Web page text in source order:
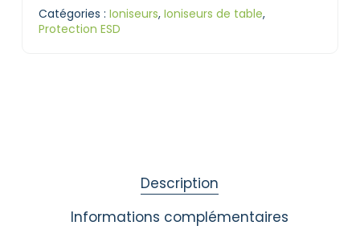
Catégories : Ioniseurs, Ioniseurs de table,
Protection ESD
Description
Informations complémentaires